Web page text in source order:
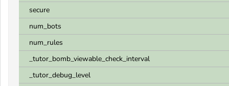
secure
num_bots
num_rules
_tutor_bomb_viewable_check_interval
_tutor_debug_level